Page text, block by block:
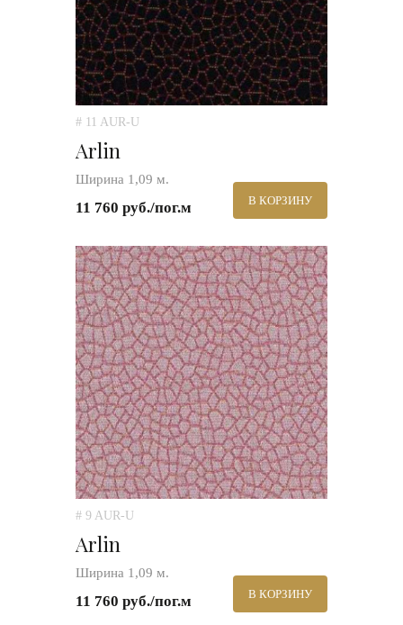
# 11 AUR-U
Arlin
Ширина 1,09 м.
11 760 руб./пог.м В КОРЗИНУ
# 9 AUR-U
Arlin
Ширина 1,09 м.
11 760 руб./пог.м В КОРЗИНУ